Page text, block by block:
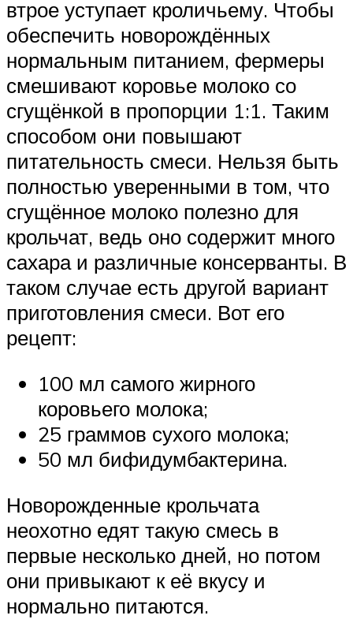
втрое уступает кроличьему. Чтобы
обеспечить новорождённых
нормальным питанием, фермеры
смешивают коровье молоко со
сгущёнкой в пропорции 1:1. Таким
способом они повышают
питательность смеси. Нельзя быть
полностью уверенными в том, что
сгущённое молоко полезно для
крольчат, ведь оно содержит много
сахара и различные консерванты. В
таком случае есть другой вариант
приготовления смеси. Вот его
рецепт:
100 мл самого жирного
коровьего молока;
25 граммов сухого молока;
50 мл бифидумбактерина.
Новорожденные крольчата
неохотно едят такую смесь в
первые несколько дней, но потом
они привыкают к её вкусу и
нормально питаются.